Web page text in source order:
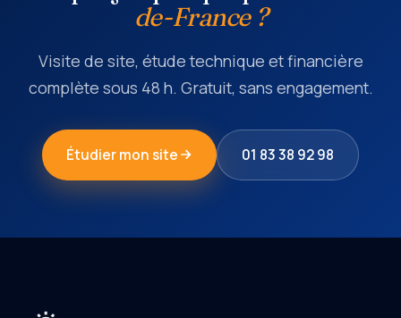
de-France ?
Visite de site, étude technique et financière
complète sous 48 h. Gratuit, sans engagement.
Étudier mon site 01 83 38 92 98